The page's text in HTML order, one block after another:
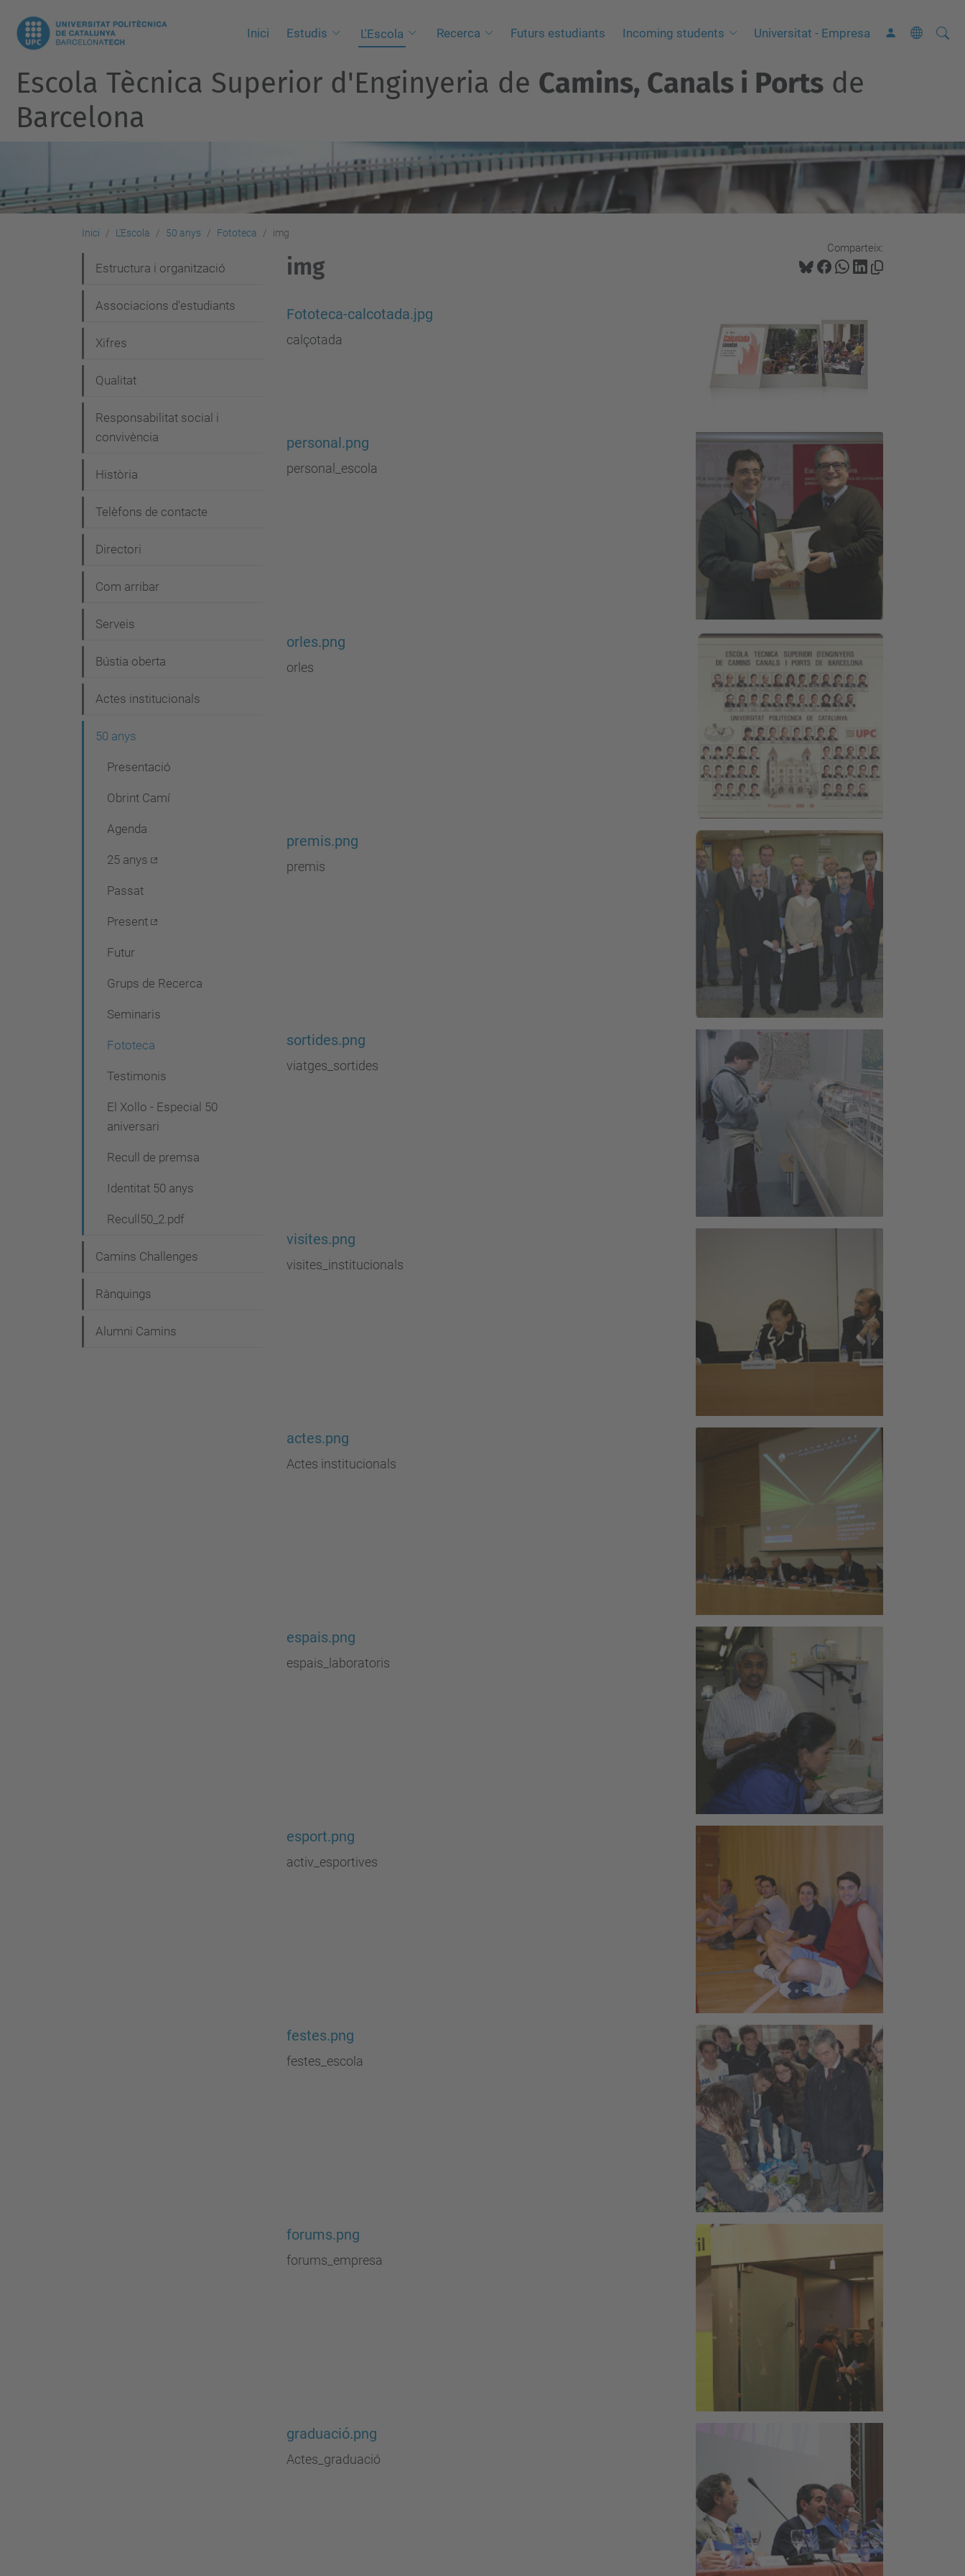
Inici Estudis L'Escola Recerca Futurs estudiants Incoming students Universitat - Empresa Cerca
C
v
a
Escola Tècnica Superior d'Enginyeria de Camins, Canals i Portsde
Barcelona
Inici L'Escola 50 anys Fototeca img
Comparteix:
img
Fototeca-calcotada.jpg
calçotada
personal.png
personal_escola
orles.png
orles
premis.png
premis
sortides.png
viatges_sortides
visites.png
visites_institucionals
actes.png
Actes institucionals
espais.png
espais_laboratoris
esport.png
activ_esportives
festes.png
festes_escola
forums.png
forums_empresa
graduació.png
Actes_graduació
a
v
g
a
ó
Estructura i organització
Associacions d'estudiants
Xifres
Qualitat
Responsabilitat social i
convivència
Història
Telèfons de contacte
Directori
Com arribar
Serveis
Bústia oberta
Actes institucionals
50 anys
Presentació
Obrint Camí
Agenda
25 anys
Passat
Present
Futur
Grups de Recerca
Seminaris
Fototeca
Testimonis
El Xollo - Especial 50
aniversari
Recull de premsa
Identitat 50 anys
Recull50_2.pdf
Camins Challenges
Rànquings
Alumni Camins